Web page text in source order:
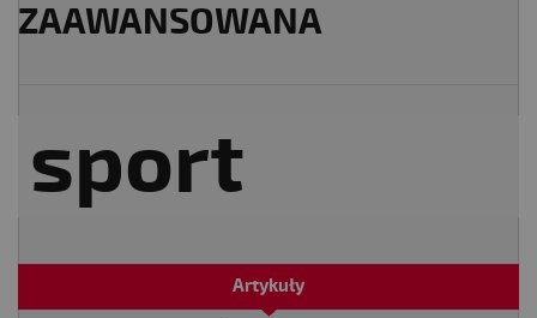
ZAAWANSOWANA
Artykuły